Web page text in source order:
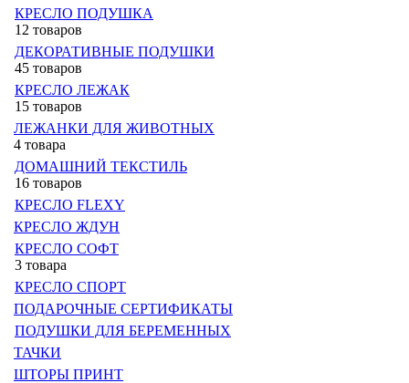
КРЕСЛО ПОДУШКА
12 товаров
ДЕКОРАТИВНЫЕ ПОДУШКИ
45 товаров
КРЕСЛО ЛЕЖАК
15 товаров
ЛЕЖАНКИ ДЛЯ ЖИВОТНЫХ
4 товара
ДОМАШНИЙ ТЕКСТИЛЬ
16 товаров
КРЕСЛО FLEXY
КРЕСЛО ЖДУН
КРЕСЛО СОФТ
3 товара
КРЕСЛО СПОРТ
ПОДАРОЧНЫЕ СЕРТИФИКАТЫ
ПОДУШКИ ДЛЯ БЕРЕМЕННЫХ
ТАЧКИ
ШТОРЫ ПРИНТ